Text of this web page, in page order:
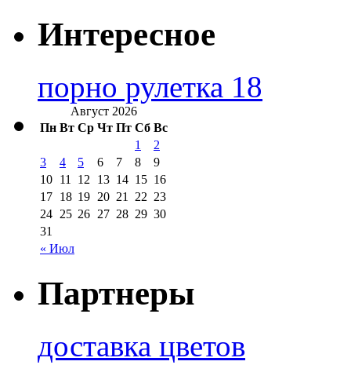
Интересное
порно рулетка 18
Август 2026
Пн Вт Ср Чт Пт Сб Вс
« Июл
1
2
3
4 5 6 7 8
9
10 11 12 13 14 15 16
17 18 19 20 21 22 23
24 25 26 27 28 29 30
31
Партнеры
доставка цветов